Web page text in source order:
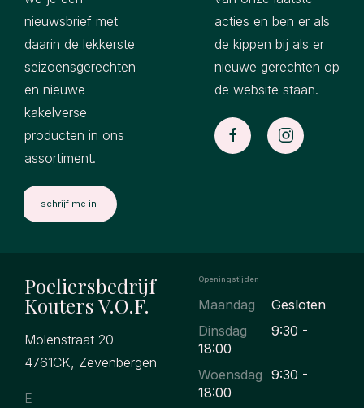
nieuwsbrief met
daarin de lekkerste
seizoensgerechten
en nieuwe
kakelverse
producten in ons
assortiment.
acties en ben er als
de kippen bij als er
nieuwe gerechten op
de website staan.
Poeliersbedrijf
Kouters V.O.F.
Molenstraat 20
4761CK, Zevenbergen
E
Openingstijden
Maandag
Gesloten
Dinsdag
9:30 -
18:00
Woensdag 9:30 -
18:00